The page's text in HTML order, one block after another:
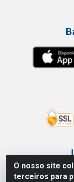
O nosso site
terceiros para